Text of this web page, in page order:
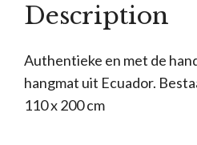
Description
Authentieke en met de
hangmat uit Ecuador.
110 x 200 cm